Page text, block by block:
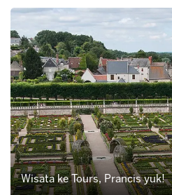
Wisata ke Tours, Prancis yuk!